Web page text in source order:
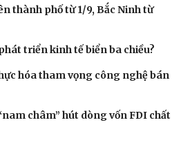
Đọc truyện đêm khuya
Hạt giống tâm hồn
thành phố từ 1/9, Bắc Ninh từ
triển kinh tế biển ba chiều?
hóa tham vọng công nghệ bán
châm” hút dòng vốn FDI chất